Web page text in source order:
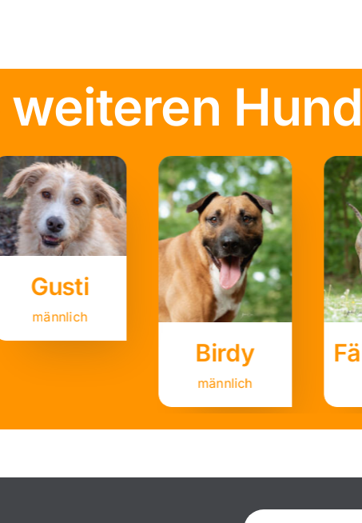
weiteren
Gusti
männlich
Birdy
männlich